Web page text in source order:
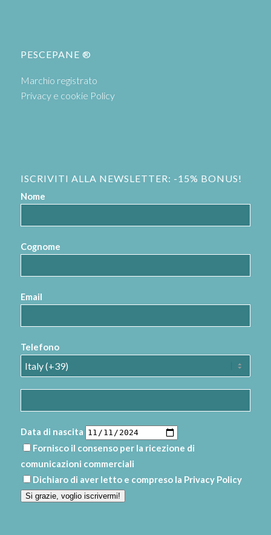
PESCEPANE ®
Marchio registrato
Privacy e cookie Policy
ISCRIVITI ALLA NEWSLETTER: -15% BONUS!
Nome
Cognome
Email
Telefono
Data di nascita
Fornisco il consenso per la ricezione di
comunicazioni commerciali
Dichiaro di aver letto e compreso la Privacy Policy
Si grazie, voglio iscrivermi!